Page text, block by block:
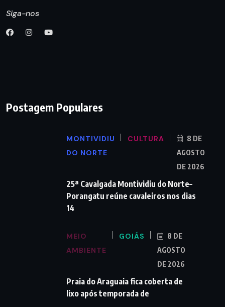
Siga-nos
Postagem Populares
MONTIVIDIU
DO NORTE
CULTURA
8 DE
AGOSTO
DE 2026
25ª Cavalgada Montividiu do Norte–
Porangatu reúne cavaleiros nos dias
14
MEIO
AMBIENTE
GOIÁS
8 DE
AGOSTO
DE 2026
Praia do Araguaia fica coberta de
lixo após temporada de